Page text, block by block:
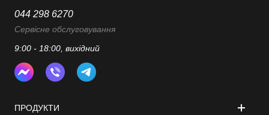
ПРОДУКТИ
044 298 6270
Сервісне обслуговування
9:00 - 18:00, вихідний